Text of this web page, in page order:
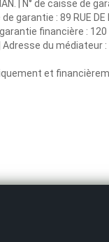
| N° de caisse de
garantie : 89 RUE DE
financière : 120
Adresse du médiateur :
et